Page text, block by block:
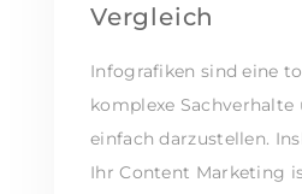
Vergleich
Infografiken sind eine
komplexe Sachverhalte
einfach darzustellen.
Ihr Content Marketing